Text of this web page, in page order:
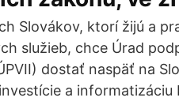
Slovákov, ktorí žijú a
služieb, chce Úrad
dostať naspäť na
a informatizáciu